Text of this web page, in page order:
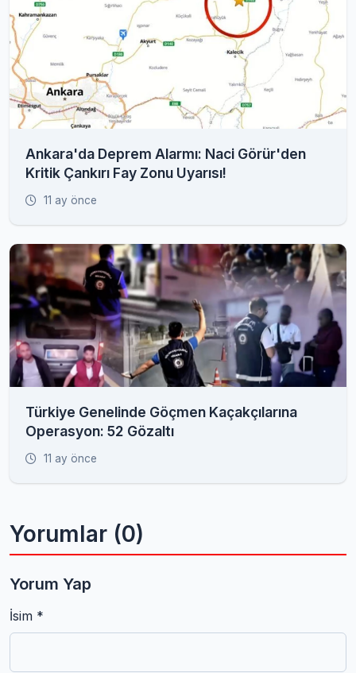
Ankara'da Deprem Alarmı: Naci Görür'den
Kritik Çankırı Fay Zonu Uyarısı!
11 ay önce
Türkiye Genelinde Göçmen Kaçakçılarına
Operasyon: 52 Gözaltı
11 ay önce
Yorumlar (0)
Yorum Yap
İsim *